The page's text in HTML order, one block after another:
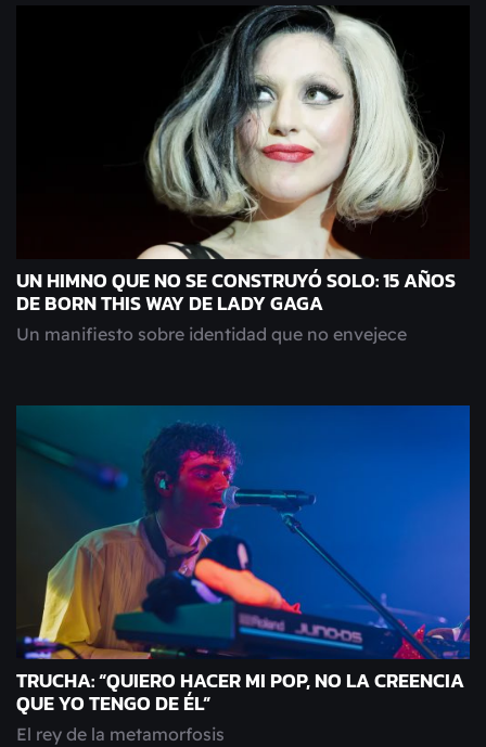
UN HIMNO QUE NO SE CONSTRUYÓ SOLO: 15 AÑOS
DE BORN THIS WAY DE LADY GAGA
Un manifiesto sobre identidad que no envejece
TRUCHA: “QUIERO HACER MI POP, NO LA CREENCIA
QUE YO TENGO DE ÉL”
El rey de la metamorfosis